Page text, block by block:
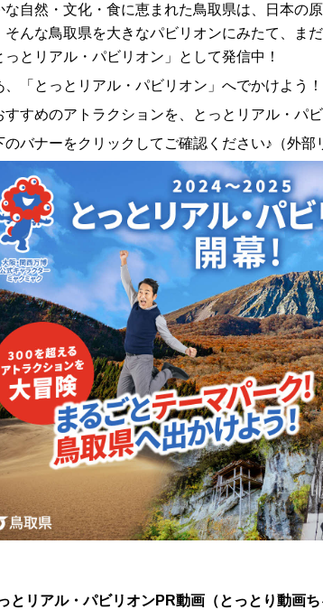
な自然・文化・食に恵まれた鳥取県は、日本の
そんな鳥取県を大きなパビリオンにみたて、ま
っとリアル・パビリオン」として発信中！
、「とっとリアル・パビリオン」へでかけよう！
すすめのアトラクションを、とっとリアル・パ
のバナーをクリックしてご確認ください♪（外部
とリアル・パビリオンPR動画（とっとり動画ち